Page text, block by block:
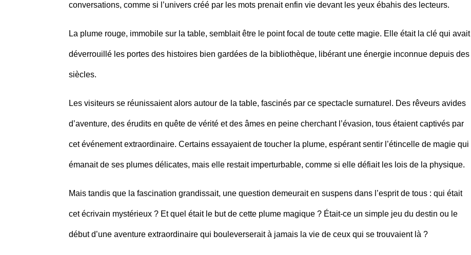
conversations, comme si l’univers créé par les mots prenait enfin vie devant les yeux ébahis des lecteurs.
La plume rouge, immobile sur la table, semblait être le point focal de toute cette magie. Elle était la clé qui avait
déverrouillé les portes des histoires bien gardées de la bibliothèque, libérant une énergie inconnue depuis des
siècles.
Les visiteurs se réunissaient alors autour de la table, fascinés par ce spectacle surnaturel. Des rêveurs avides
d’aventure, des érudits en quête de vérité et des âmes en peine cherchant l’évasion, tous étaient captivés par
cet événement extraordinaire. Certains essayaient de toucher la plume, espérant sentir l’étincelle de magie qui
émanait de ses plumes délicates, mais elle restait imperturbable, comme si elle défiait les lois de la physique.
Mais tandis que la fascination grandissait, une question demeurait en suspens dans l’esprit de tous : qui était
cet écrivain mystérieux ? Et quel était le but de cette plume magique ? Était-ce un simple jeu du destin ou le
début d’une aventure extraordinaire qui bouleverserait à jamais la vie de ceux qui se trouvaient là ?